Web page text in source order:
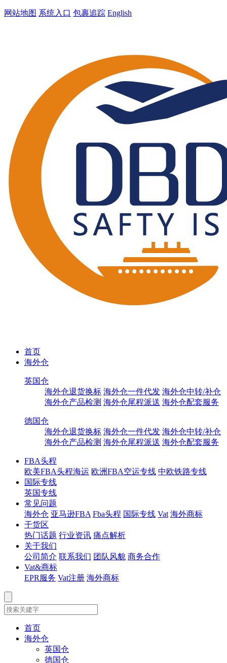
网站地图 系统入口 包裹追踪 English
首页
海外仓
英国仓
海外仓退货换标 海外仓一件代发 海外仓中转/补仓
海外仓产品检测 海外仓尾程派送 海外仓配套服务
德国仓
海外仓退货换标 海外仓一件代发 海外仓中转/补仓
海外仓产品检测 海外仓尾程派送 海外仓配套服务
FBA头程
欧美FBA头程海运 欧洲FBA空运专线 中欧铁路专线
国际专线
英国专线
常见问题
海外仓 亚马逊FBA Fba头程 国际专线 Vat 海外商标
干货区
热门话题 行业资讯 痛点解析
关于我们
公司简介 联系我们 团队风貌 商务合作
Vat&商标
EPR服务 Vat注册 海外商标
首页
海外仓
英国仓
德国仓